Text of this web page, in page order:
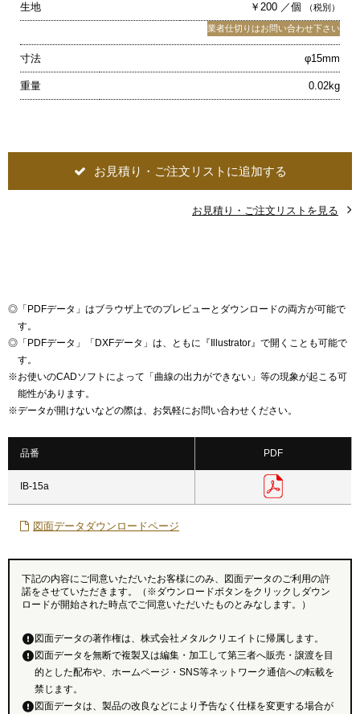
生地 ￥200 ／個 （税別）
業者仕切りはお問い合わせ下さい
寸法 φ15mm
重量 0.02kg
お見積り・ご注文リストに追加する
お見積り・ご注文リストを見る
◎ 「PDFデータ」はブラウザ上でのプレビューとダウンロードの両方が可能で
す。
◎ 「PDFデータ」「DXFデータ」は、ともに『Illustrator』で開くことも可能で
す。
※お使いのCADソフトによって「曲線の出力ができない」等の現象が起こる可
能性があります。
※データが開けないなどの際は、お気軽にお問い合わせください。
品番 PDF
IB-15a
図面データダウンロードページ
下記の内容にご同意いただいたお客様にのみ、図面データのご利用の許
諾をさせていただきます。（※ダウンロードボタンをクリックしダウン
ロードが開始された時点でご同意いただいたものとみなします。）
図面データの著作権は、株式会社メタルクリエイトに帰属します。
図面データを無断で複製又は編集・加工して第三者へ販売・譲渡を目
的とした配布や、ホームページ・SNS等ネットワーク通信への転載を
禁じます。
図面データは、製品の改良などにより予告なく仕様を変更する場合が